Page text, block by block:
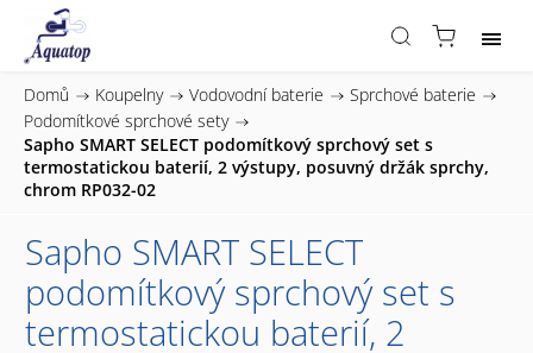
Domů / Koupelny / Vodovodní baterie / Sprchové baterie /
Podomítkové sprchové sety /
Sapho SMART SELECT podomítkový sprchový set s
termostatickou baterií, 2 výstupy, posuvný držák sprchy,
chrom RP032-02
Sapho SMART SELECT
podomítkový sprchový set s
termostatickou baterií, 2